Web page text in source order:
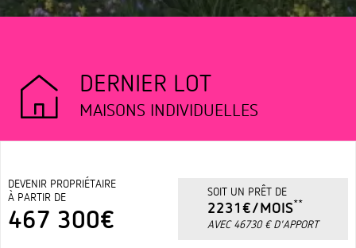
DERNIER LOT
MAISONS INDIVIDUELLES
DEVENIR PROPRIÉTAIRE
À PARTIR DE
467 300€
SOIT UN PRÊT DE
2231€/MOIS**
AVEC 46730 € D'APPORT